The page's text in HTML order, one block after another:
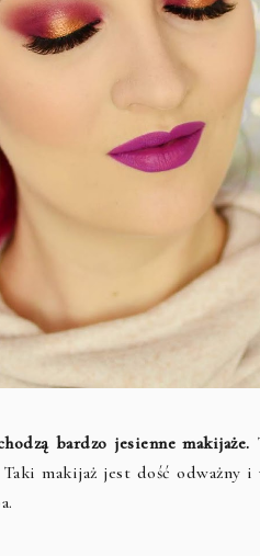
bardzo jesienne makijaże.
makijaż jest dość odważny